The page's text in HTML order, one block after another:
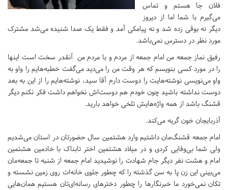
فلان جا هستم و تماس
می‌گیرم با شما اما از دیروز
دیگر نه بوقی زده شد و نه پیامکی آمد و فقط یک صدا شنیده می‌شد مشترک
مورد نظر در دسترس نمی‌باشد.
رفیق نماز جمعه من امام جمعه از مردم و با مردم من آنقدر سخت است اینها
را در مورد کسی بنویسم که هر وقت من را می‌دید می‌گفت خطبه‌هایم را واو به
واو می‌نویسی نوشته‌هایت را دوست دارم آقا سید، نوشته‌هایم را از این به بعد
دوست نداشته باشید چون خودم هم دوست‌اش نخواهم داشت فکر نکنم دیگر
قشنگ باشد از همه واژه‌هایش تلخی خواهد بارید.
آذربایجان خون گریه می‌کند.
امام جمعه قشنگ‌مان داشتیم وارد هشتمین سال حضورتان در استان می‌شدیم
ولی شما بی‌وفایی کردی و در میلاد هشتمین اختر تابناک با خادمین هشتمین
امام و هشت نفر دیگر جام شهادت را نوشیدید امام جمعه‌ از شنبه تا جمعه‌مان
می‌بینی این زن پا به سن گذشته را که چطور جلوی خانه‌ات روی زمین نشسته و
تکان نمی‌خورد ما خبرنگارها را چطور دخترهای رسانه‌ای‌تان هستیم همان‌هایی